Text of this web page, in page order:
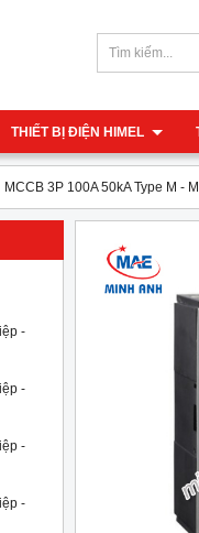
THIẾT BỊ ĐIỆN HIMEL
MCCB 3P 100A 50kA Type M -
-
-
-
-